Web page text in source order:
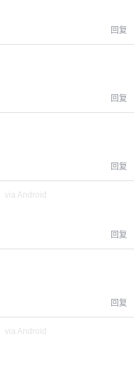
回复
回复
回复
via Android
回复
回复
via Android